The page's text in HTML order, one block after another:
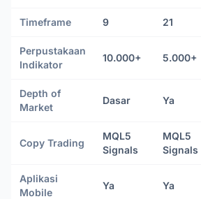
Timeframe 9 21
Perpustakaan
Indikator
10.000+ 5.000+
Depth of
Market
Dasar Ya
Copy Trading
MQL5
Signals
MQL5
Signals
Aplikasi
Mobile
Ya Ya